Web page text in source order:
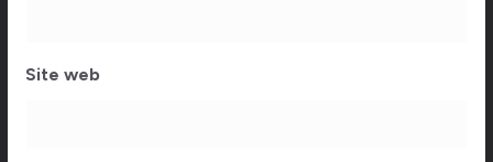
Site web